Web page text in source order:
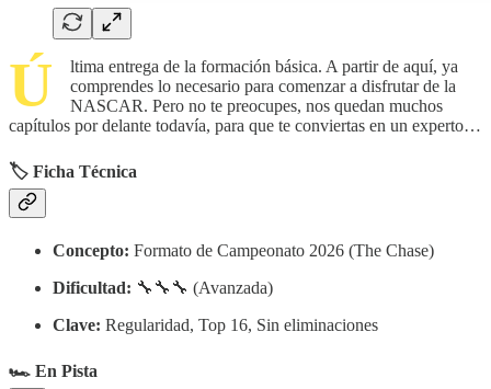
Ú
ltima entrega de la formación básica. A partir de aquí, ya
comprendes lo necesario para comenzar a disfrutar de la
NASCAR. Pero no te preocupes, nos quedan muchos
capítulos por delante todavía, para que te conviertas en un experto…
🏷️ Ficha Técnica
Concepto: Formato de Campeonato 2026 (The Chase)
Dificultad: 🔧🔧🔧 (Avanzada)
Clave: Regularidad, Top 16, Sin eliminaciones
🏎️ En Pista